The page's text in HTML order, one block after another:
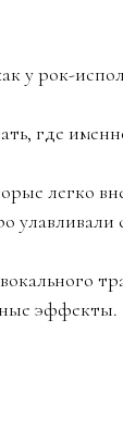
у рок-
где
легко
улавливали
эффекты.